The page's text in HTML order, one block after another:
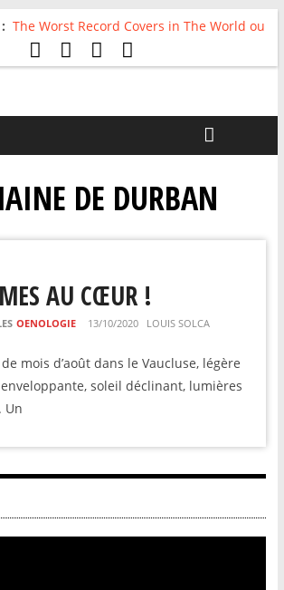
The Worst Record Covers in The World ou
Comment rire du pire
Avril 2026 : C’est dans les vieux pots
For The First Time, Again : Tyler Ballgame
DE DURBAN
AU CŒUR !
OENOLOGIE 13/10/2020 LOUIS SOLCA
mois d’août dans le Vaucluse, légère
soleil déclinant, lumières
Un